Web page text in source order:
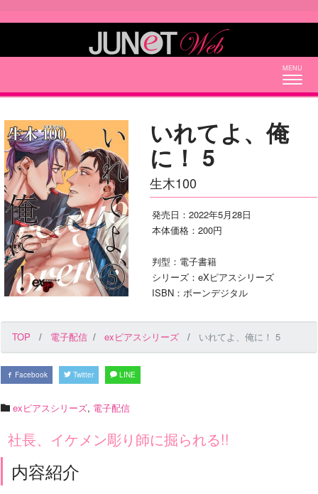
いれてよ、俺
に！ 5
生木100
発売日：2022年5月28日
本体価格：200円
判型：電子書籍
シリーズ：eXピアスシリーズ
ISBN：ボーンデジタル
TOP 電子配信 exピアスシリーズ いれてよ、俺に！ 5
Facebook Twitter LINE
exピアスシリーズ, 電子配信
社長、イケメン彫り師に掘られる!!
内容紹介